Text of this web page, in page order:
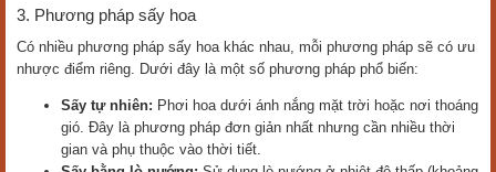
3. Phương pháp sấy hoa
Có nhiều phương pháp sấy hoa khác nhau, mỗi phương pháp sẽ có ưu
nhược điểm riêng. Dưới đây là một số phương pháp phổ biến:
Sấy tự nhiên: Phơi hoa dưới ánh nắng mặt trời hoặc nơi thoáng
gió. Đây là phương pháp đơn giản nhất nhưng cần nhiều thời
gian và phụ thuộc vào thời tiết.